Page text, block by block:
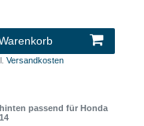
Versandkosten
passend für Honda